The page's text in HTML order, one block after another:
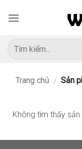
qua
dung
Tìm
kiếm:
Trang chủ / Sản
Không tìm thấy